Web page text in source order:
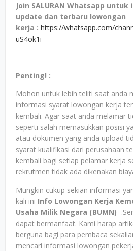
Join SALURAN Whatsapp
update dan terbaru lowongan
kerja : https://whatsapp.com/
uS4ok1i
Penting! :
Mohon untuk lebih teliti saat anda
informasi syarat lowongan kerja
kembali. Agar saat anda melamar
seperti salah memasukkan posisi
atau dokumen yang anda upload
syarat kualifikasi dari perusahaan
kembali bagi setiap pelamar kerja
rekrutmen tidak ada dikenakan
Mungkin cukup sekian informasi
kali ini Info Lowongan Kerja
Usaha Milik Negara (BUMN) -
dapat bermanfaat. Kami harap
berguna bagi para pembaca
mencari informasi lowongan